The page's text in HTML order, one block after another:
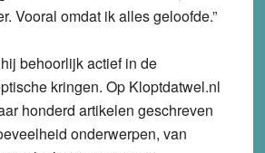
Vooral omdat ik alles geloofde.”
behoorlijk actief in de
kringen. Op Kloptdatwel.nl
honderd artikelen geschreven
onderwerpen, van